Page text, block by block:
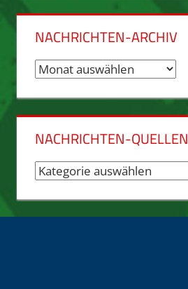
NACHRICHTEN-ARCHIV
Nachrichten-
NACHRICHTEN-QUELLEN
Nachrichten-